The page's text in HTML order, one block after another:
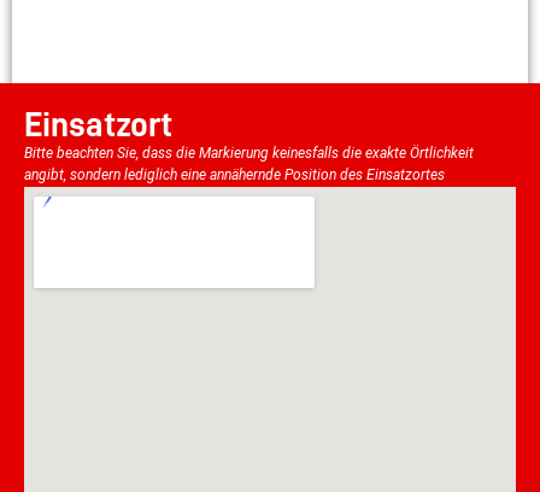
Einsatzort
Bitte beachten Sie, dass die Markierung keinesfalls die exakte Örtlichkeit
angibt, sondern lediglich eine annähernde Position des Einsatzortes